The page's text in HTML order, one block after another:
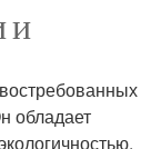
и
обладает